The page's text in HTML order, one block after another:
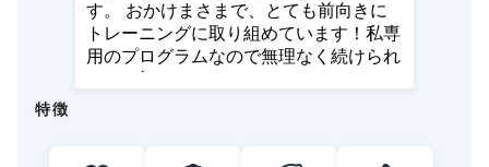
す。 おかけまさまで、とても前向きに
トレーニングに取り組めています！私専
用のプログラムなので無理なく続けられ
特徴